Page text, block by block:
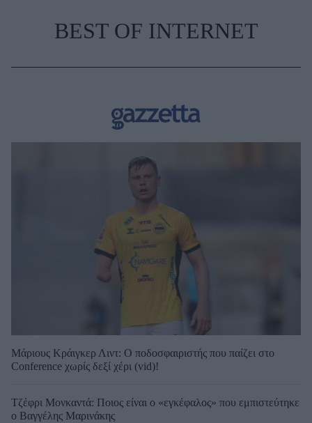
BEST OF INTERNET
Μάριους Κράιγκερ Λιντ: Ο ποδοσφαιριστής που παίζει στο
Conference χωρίς δεξί χέρι (vid)!
Τζέφρι Μονκαντά: Ποιος είναι ο «εγκέφαλος» που εμπιστεύτηκε
ο Βαγγέλης Μαρινάκης